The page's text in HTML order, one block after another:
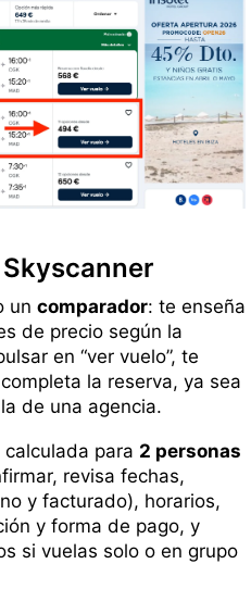
un comparador: te enseña
de precio según la
en “ver vuelo”, te
la reserva, ya sea
de una agencia.
para 2 personas
revisa fechas,
y facturado), horarios,
y forma de pago, y
si vuelas solo o en grupo